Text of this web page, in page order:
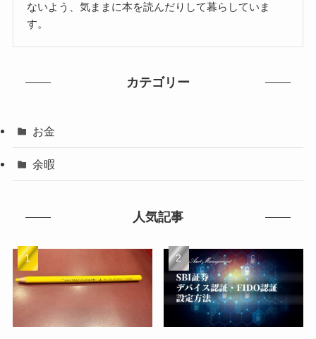
ないよう、気ままに本を読んだりして暮らしていま
す。
カテゴリー
お金
余暇
人気記事